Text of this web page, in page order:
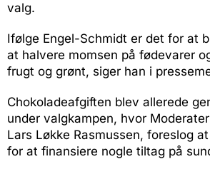
valg.
Ifølge Engel-Schmidt er det for at
at halvere momsen på fødevarer
frugt og grønt, siger han i
Chokoladeafgiften blev allerede
under valgkampen, hvor
Lars Løkke Rasmussen, foreslog
for at finansiere nogle tiltag på